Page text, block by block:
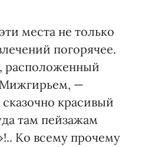
места не только
погорячее.
расположенный
—
красивый
там пейзажам
Ко всему прочему